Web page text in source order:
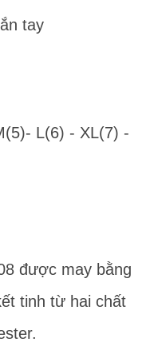
tay
L(6) - XL(7) -
được may bằng
tinh từ hai chất